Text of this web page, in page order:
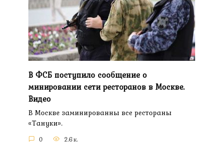
В ФСБ поступило сообщение о
минировании сети ресторанов в Москве.
Видео
В Москве заминированны все рестораны
«Тануки».
0 2.6к.